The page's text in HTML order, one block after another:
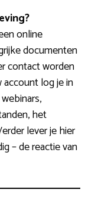
online
documenten
contact worden
log je in
het
lever je hier
– de reactie van